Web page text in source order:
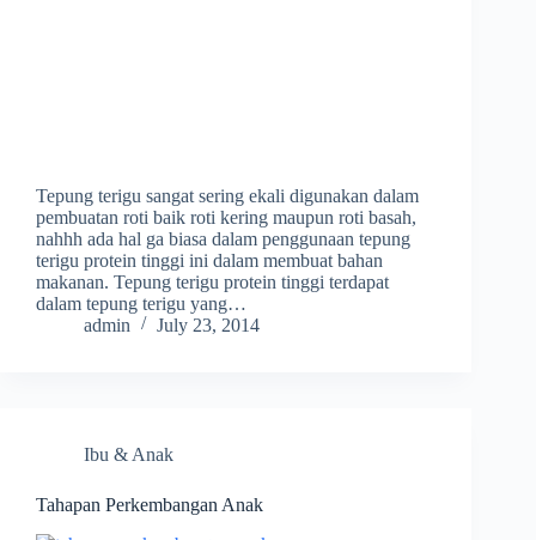
Tepung terigu sangat sering ekali digunakan dalam
pembuatan roti baik roti kering maupun roti basah,
nahhh ada hal ga biasa dalam penggunaan tepung
terigu protein tinggi ini dalam membuat bahan
makanan. Tepung terigu protein tinggi terdapat
dalam tepung terigu yang…
admin
July 23, 2014
Ibu & Anak
Tahapan Perkembangan Anak